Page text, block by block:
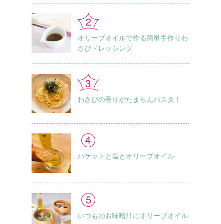
オリーブオイルで作る簡単手作りわ
さびドレッシング
わさびの香りがたまらんパスタ！
バケットと塩とオリーブオイル
いつものお味噌汁に オリーブオイル